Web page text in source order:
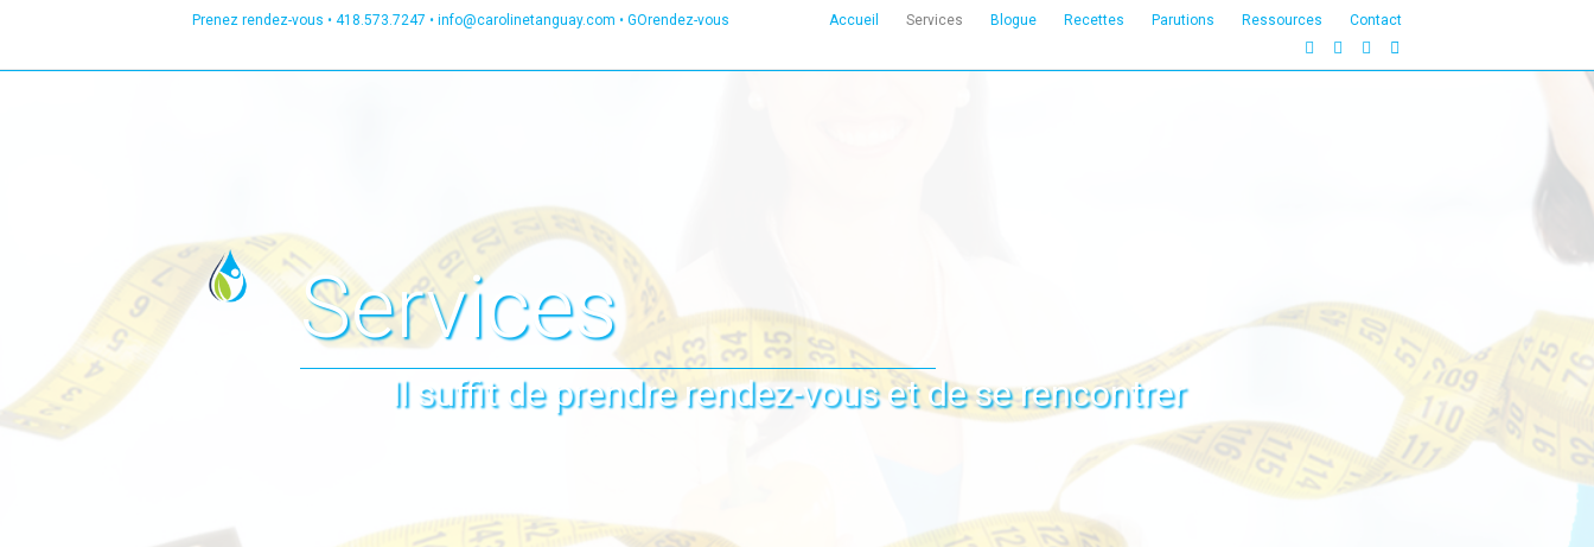
Prenez rendez-vous • 418.573.7247 • info@carolinetanguay.com • GOrendez-vous Accueil Services Blogue Recettes Parutions Ressources
Contact
FacebookLinkedinInstagram
Email
Services
Il suffit de prendre rendez-vous et de se rencontrer